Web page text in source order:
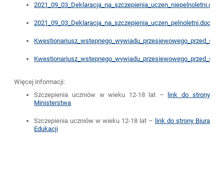
2021_09_03_Deklaracja_na_szczepienia_uczen_niepelnoletni.docx
2021_09_03_Deklaracja_na_szczepienia_uczen_pelnoletni.docx
Więcej informacji:
Szczepienia uczniów w wieku 12-18 lat – link do strony
Ministerstwa
Szczepienia uczniów w wieku 12-18 lat – link do strony Biura
Edukacji